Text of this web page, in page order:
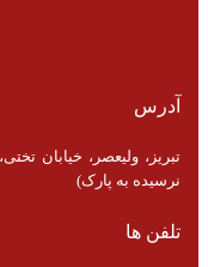
آدرس
نرسیده به پارک)
تلفن ها